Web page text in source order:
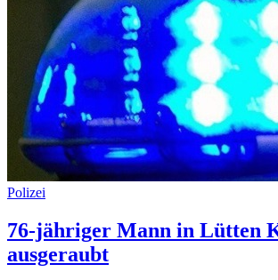
Polizei
76-jähriger Mann in Lütten
ausgeraubt